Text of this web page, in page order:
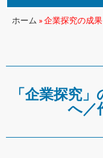
ホーム »企業探究の成
「企業探究
へ／